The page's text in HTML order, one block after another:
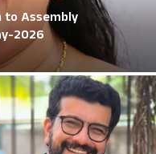
to Assembly
2026